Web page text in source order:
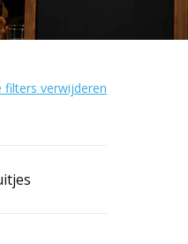
filters verwijderen